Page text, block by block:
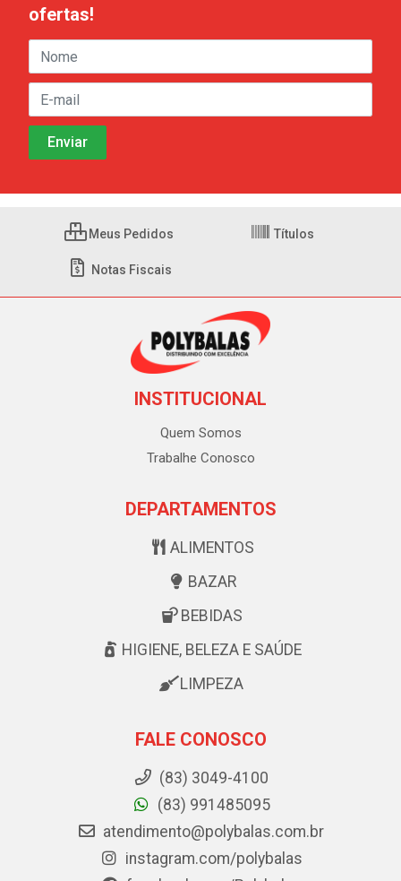
ofertas!
Meus Pedidos Títulos
Notas Fiscais
INSTITUCIONAL
Quem Somos
Trabalhe Conosco
DEPARTAMENTOS
ALIMENTOS
BAZAR
BEBIDAS
HIGIENE, BELEZA E SAÚDE
LIMPEZA
FALE CONOSCO
(83) 3049-4100
(83) 991485095
atendimento@polybalas.com.br
instagram.com/polybalas